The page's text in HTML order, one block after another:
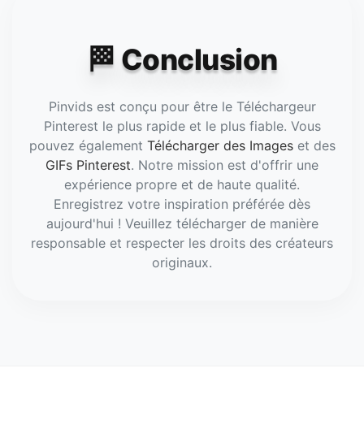
🏁 Conclusion
Pinvids est conçu pour être le Téléchargeur
Pinterest le plus rapide et le plus fiable. Vous
pouvez également Télécharger des Imageset des
GIFs Pinterest. Notre mission est d'offrir une
expérience propre et de haute qualité.
Enregistrez votre inspiration préférée dès
aujourd'hui ! Veuillez télécharger de manière
responsable et respecter les droits des créateurs
originaux.